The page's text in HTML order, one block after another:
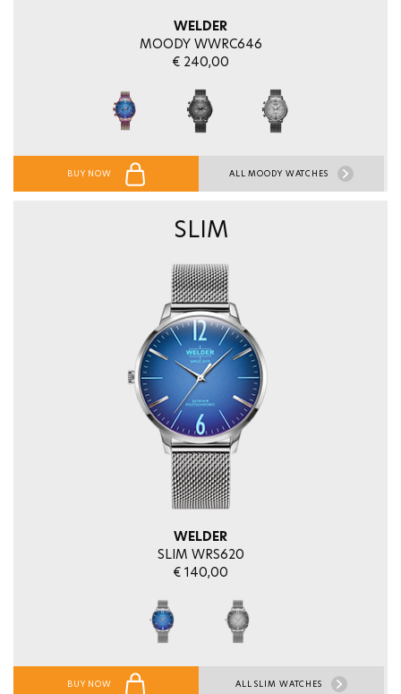
WELDER
MOODY WWRC646
€ 240,00
BUY NOW ALL MOODY WATCHES
SLIM
WELDER
SLIM WRS620
€ 140,00
BUY NOW ALL SLIM WATCHES